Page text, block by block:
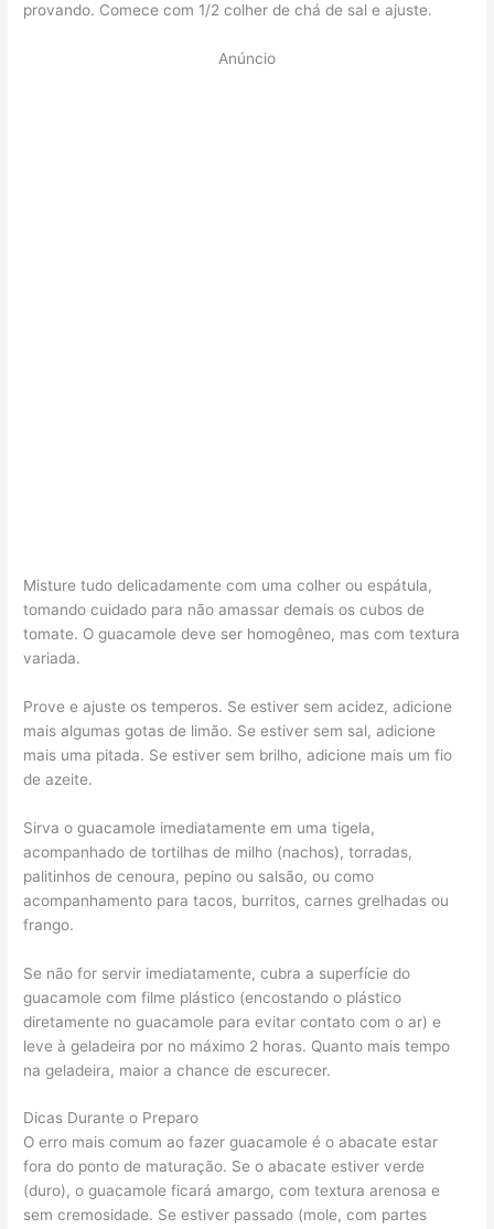
provando. Comece com 1/2 colher de chá de sal e ajuste.
Anúncio
Misture tudo delicadamente com uma colher ou espátula,
tomando cuidado para não amassar demais os cubos de
tomate. O guacamole deve ser homogêneo, mas com textura
variada.
Prove e ajuste os temperos. Se estiver sem acidez, adicione
mais algumas gotas de limão. Se estiver sem sal, adicione
mais uma pitada. Se estiver sem brilho, adicione mais um fio
de azeite.
Sirva o guacamole imediatamente em uma tigela,
acompanhado de tortilhas de milho (nachos), torradas,
palitinhos de cenoura, pepino ou salsão, ou como
acompanhamento para tacos, burritos, carnes grelhadas ou
frango.
Se não for servir imediatamente, cubra a superfície do
guacamole com filme plástico (encostando o plástico
diretamente no guacamole para evitar contato com o ar) e
leve à geladeira por no máximo 2 horas. Quanto mais tempo
na geladeira, maior a chance de escurecer.
Dicas Durante o Preparo
O erro mais comum ao fazer guacamole é o abacate estar
fora do ponto de maturação. Se o abacate estiver verde
(duro), o guacamole ficará amargo, com textura arenosa e
sem cremosidade. Se estiver passado (mole, com partes